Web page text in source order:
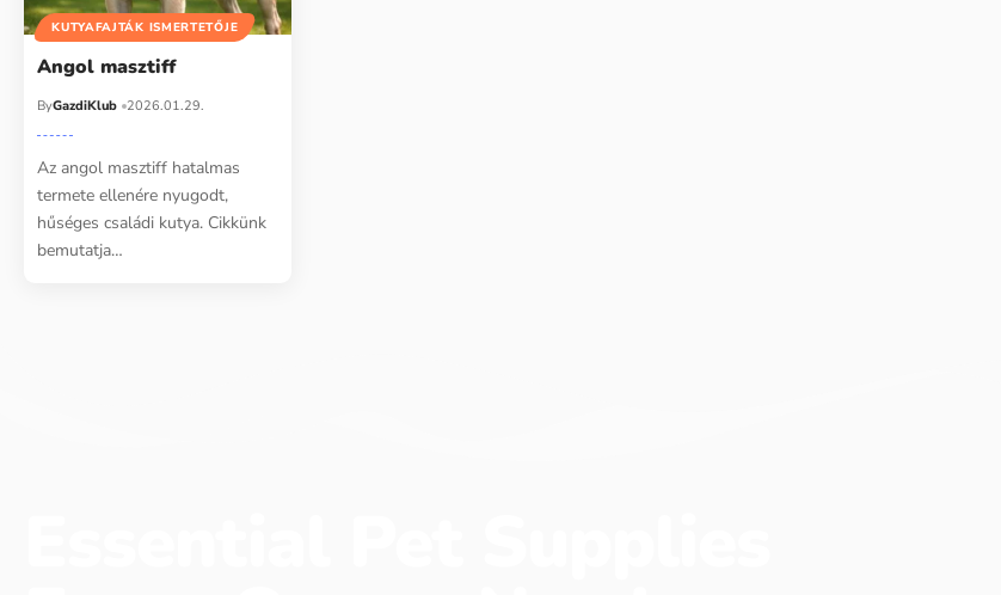
KUTYAFAJTÁK ISMERTETŐJE
Angol masztiff
ByGazdiKlub 2026.01.29.
Az angol masztiff hatalmas
termete ellenére nyugodt,
hűséges családi kutya. Cikkünk
bemutatja…